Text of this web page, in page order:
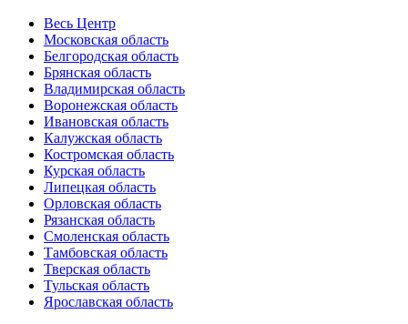
Весь Центр
Московская область
Белгородская область
Брянская область
Владимирская область
Воронежская область
Ивановская область
Калужская область
Костромская область
Курская область
Липецкая область
Орловская область
Рязанская область
Смоленская область
Тамбовская область
Тверская область
Тульская область
Ярославская область